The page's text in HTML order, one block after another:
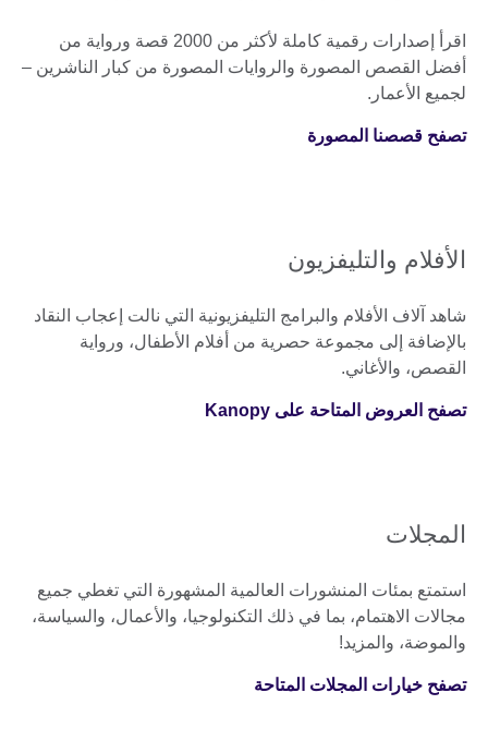
اقرأ إصدارات رقمية كاملة لأكثر من 2000 قصة ورواية من
أفضل القصص المصورة والروايات المصورة من كبار الناشرين –
لجميع الأعمار.
تصفح قصصنا المصورة
الأفلام والتليفزيون
شاهد آلاف الأفلام والبرامج التليفزيونية التي نالت إعجاب النقاد
بالإضافة إلى مجموعة حصرية من أفلام الأطفال، ورواية
القصص، والأغاني.
تصفح العروض المتاحة على Kanopy
المجلات
استمتع بمئات المنشورات العالمية المشهورة التي تغطي جميع
مجالات الاهتمام، بما في ذلك التكنولوجيا، والأعمال، والسياسة،
والموضة، والمزيد!
تصفح خيارات المجلات المتاحة